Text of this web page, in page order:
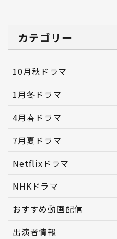
カテゴリー
10月秋ドラマ
1月冬ドラマ
4月春ドラマ
7月夏ドラマ
Netflixドラマ
NHKドラマ
おすすめ動画配信
出演者情報